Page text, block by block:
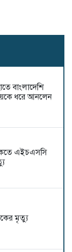
বাংলাদেশি
ধরে আনলেন
এইচএসসি
মৃত্যু